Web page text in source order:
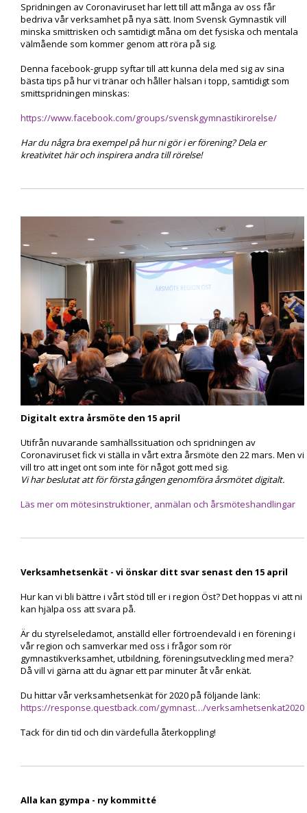
Spridningen av Coronaviruset har lett till att många av oss får
bedriva vår verksamhet på nya sätt. Inom Svensk Gymnastik vill
minska smittrisken och samtidigt måna om det fysiska och mentala
välmående som kommer genom att röra på sig.
Denna facebook-grupp syftar till att kunna dela med sig av sina
bästa tips på hur vi tränar och håller hälsan i topp, samtidigt som
smittspridningen minskas:
https://www.facebook.com/groups/svenskgymnastikirorelse/
Har du några bra exempel på hur ni gör i er förening? Dela er
kreativitet här och inspirera andra till rörelse!
Digitalt extra årsmöte den 15 april
Utifrån nuvarande samhällssituation och spridningen av
Coronaviruset fick vi ställa in vårt extra årsmöte den 22 mars. Men vi
vill tro att inget ont som inte för något gott med sig.
Vi har beslutat att för första gången genomföra årsmötet digitalt.
Läs mer om mötesinstruktioner, anmälan och årsmöteshandlingar
Verksamhetsenkät - vi önskar ditt svar senast den 15 april
Hur kan vi bli bättre i vårt stöd till er i region Öst? Det hoppas vi att ni
kan hjälpa oss att svara på.
Är du styrelseledamot, anställd eller förtroendevald i en förening i
vår region och samverkar med oss i frågor som rör
gymnastikverksamhet, utbildning, föreningsutveckling med mera?
Då vill vi gärna att du ägnar ett par minuter åt vår enkät.
Du hittar vår verksamhetsenkät för 2020 på följande länk:
https://response.questback.com/gymnast…/verksamhetsenkat2020
Tack för din tid och din värdefulla återkoppling!
Alla kan gympa - ny kommitté